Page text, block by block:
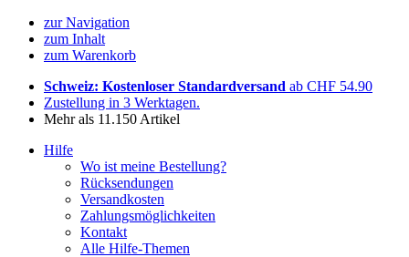
zur Navigation
zum Inhalt
zum Warenkorb
Schweiz: Kostenloser Standardversand ab CHF 54.90
Zustellung in 3 Werktagen.
Mehr als 11.150 Artikel
Hilfe
Wo ist meine Bestellung?
Rücksendungen
Versandkosten
Zahlungsmöglichkeiten
Kontakt
Alle Hilfe-Themen